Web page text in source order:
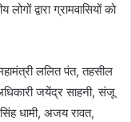
द्वारा ग्रामवासियों को
ललित पंत, तहसील
जयेंद्र साहनी, संजू
धामी, अजय रावत,